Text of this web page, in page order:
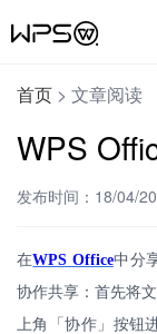
首页 > 文章阅读
WPS
发布时间：18/04/
在WPS Office中分
协作共享：首先将
上角「协作」按钮